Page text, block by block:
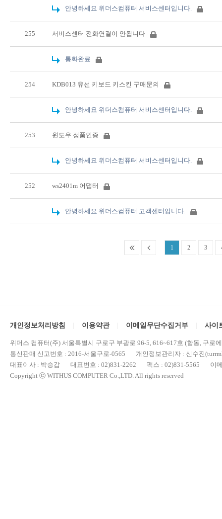
안녕하세요 위더스컴퓨터 서비스센터입니다.
255 서비스센터 전화연결이 안됩니다
통화완료
254 KDB013 유선 키보드 키스킨 구매문의
안녕하세요 위더스컴퓨터 서비스센터입니다.
253 윈도우 정품인증
안녕하세요 위더스컴퓨터 서비스센터입니다.
252 ws2401m 어댑터
안녕하세요 위더스컴퓨터 고객센터입니다.
1 2 3
개인정보처리방침 이용약관 이메일무단수집거부 사이
위더스 컴퓨터(주) 서울특별시 구로구 부광로 96-5, 616~617호 (항동, 구
통신판매 신고번호 : 2016-서울구로-0565 개인정보관리자 : 신수진
대표이사 : 박승갑 대표번호 : 02)831-2262 팩스 : 02)831-5565 이메
Copyright ⓒ WITHUS COMPUTER Co.,LTD. All rights reserved